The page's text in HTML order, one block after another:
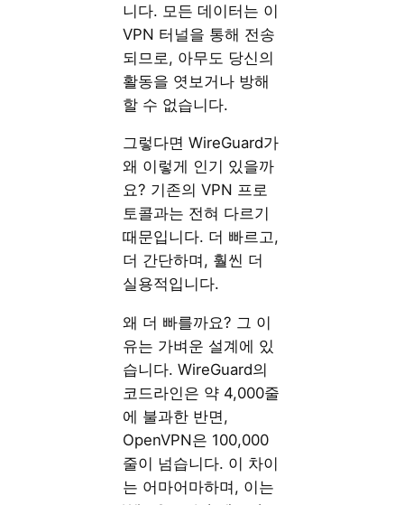
니다. 모든 데이터는 이
VPN 터널을 통해 전송
되므로, 아무도 당신의
활동을 엿보거나 방해
할 수 없습니다.
그렇다면 WireGuard가
왜 이렇게 인기 있을까
요? 기존의 VPN 프로
토콜과는 전혀 다르기
때문입니다. 더 빠르고,
더 간단하며, 훨씬 더
실용적입니다.
왜 더 빠를까요? 그 이
유는 가벼운 설계에 있
습니다. WireGuard의
코드라인은 약 4,000줄
에 불과한 반면,
OpenVPN은 100,000
줄이 넘습니다. 이 차이
는 어마어마하며, 이는